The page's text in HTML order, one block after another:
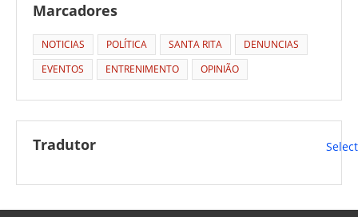
Marcadores
NOTICIAS POLÍTICA SANTA RITA
DENUNCIAS
EVENTOS
ENTRENIMENTO OPINIÃO
Tradutor